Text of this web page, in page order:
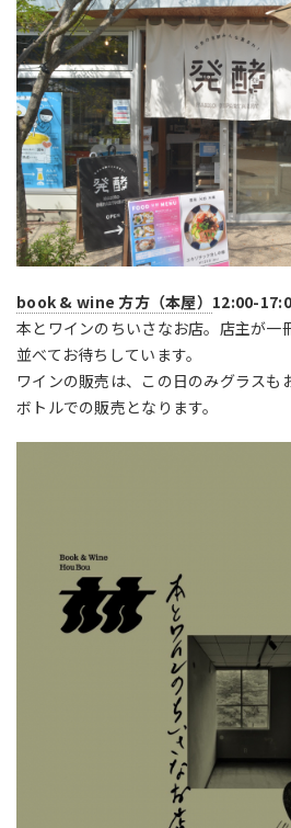
book & wine 方方（本屋） 12:00-
本とワインのちいさなお店。店主が一
並べてお待ちしています。
ワインの販売は、この日のみグラスも
ボトルでの販売となります。